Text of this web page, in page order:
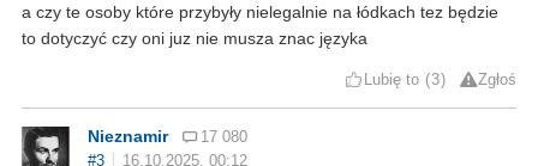
a czy te osoby które przybyły nielegalnie na łódkach tez będzie
to dotyczyć czy oni juz nie musza znac języka
Lubię to 3 Zgłoś
Nieznamir
17 080
#3
16.10.2025, 00:12